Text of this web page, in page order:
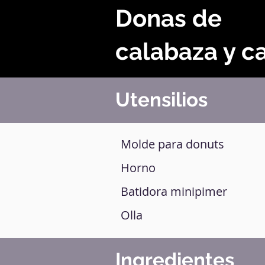
Donas de
calabaza y
Utensilios
Molde para donuts
Horno
Batidora minipimer
Olla
Ingredientes